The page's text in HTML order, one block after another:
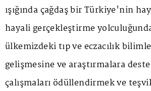
ışığında çağdaş bir Türkiye'nin
hayali gerçekleştirme
ülkemizdeki tıp ve eczacılık
gelişmesine ve araştırmalara
çalışmaları ödüllendirmek ve